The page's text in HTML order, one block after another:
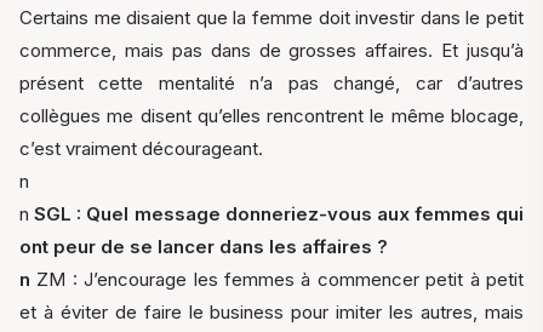
Certains me disaient que la femme doit investir dans le petit
commerce, mais pas dans de grosses affaires. Et jusqu’à
présent cette mentalité n’a pas changé, car d’autres
collègues me disent qu’elles rencontrent le même blocage,
c’est vraiment décourageant.
n
nSGL : Quel message donneriez-vous aux femmes qui
ont peur de se lancer dans les affaires ?
n ZM : J’encourage les femmes à commencer petit à petit
et à éviter de faire le business pour imiter les autres, mais